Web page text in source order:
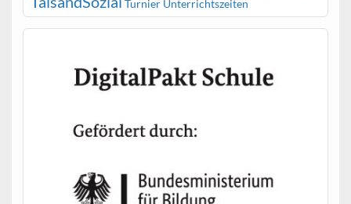
Turnier Unterrichtszeiten